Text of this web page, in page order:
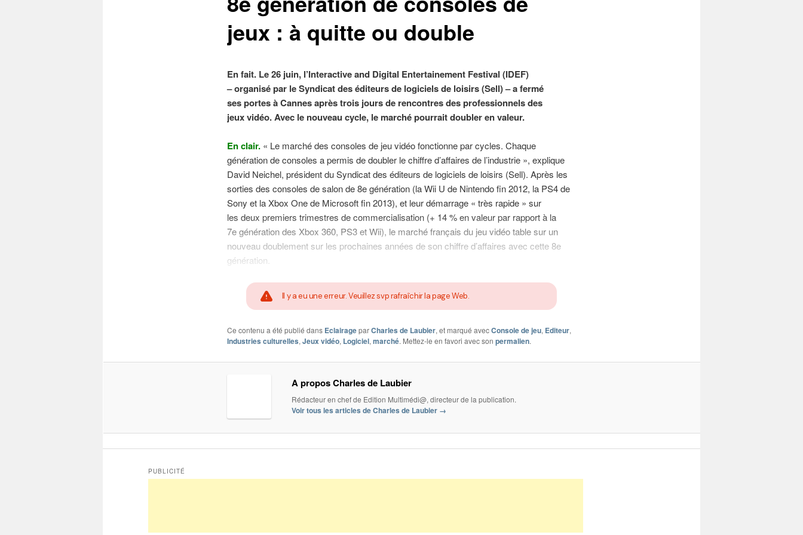
jeux : à quitte ou double
En fait. Le 26 juin, l’Interactive and Digital Entertainement Festival (IDEF)
– organisé par le Syndicat des éditeurs de logiciels de loisirs (Sell) – a fermé
ses portes à Cannes après trois jours de rencontres des professionnels des
jeux vidéo. Avec le nouveau cycle, le marché pourrait doubler en valeur.
En clair.« Le marché des consoles de jeu vidéo fonctionne par cycles. Chaque
génération de consoles a permis de doubler le chiffre d’affaires de l’industrie », explique
David Neichel, président du Syndicat des éditeurs de logiciels de loisirs (Sell). Après les
sorties des consoles de salon de 8e génération (la Wii U de Nintendo fin 2012, la PS4 de
Sony et la Xbox One de Microsoft fin 2013), et leur démarrage « très rapide » sur
les deux premiers trimestres de commercialisation (+ 14 % en valeur par rapport à la
7e génération des Xbox 360, PS3 et Wii), le marché français du jeu vidéo table sur un
nouveau doublement sur les prochaines années de son chiffre d’affaires avec cette 8e
génération.
Il y a eu une erreur. Veuillez svp rafraîchir la page Web.
Ce contenu a été publié dans EclairageparCharles de Laubier, et marqué avecConsole de jeu, Editeur,
Industries culturelles, Jeux vidéo, Logiciel, marché. Mettez-le en favori avec son permalien.
A propos Charles de Laubier
Rédacteur en chef de Edition Multimédi@, directeur de la publication.
Voir tous les articles de Charles de Laubier →
PUBLICITÉ